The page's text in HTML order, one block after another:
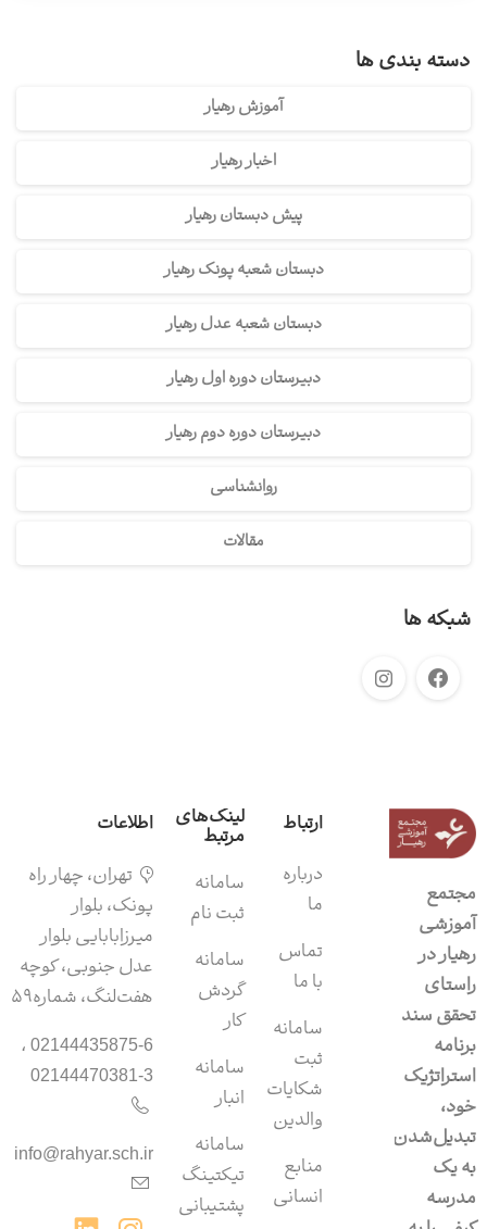
دسته بندی ها
آموزش رهیار
اخبار رهیار
پیش دبستان رهیار
دبستان شعبه پونک رهیار
دبستان شعبه عدل رهیار
دبیرستان دوره اول رهیار
دبیرستان دوره دوم رهیار
روانشناسی
مقالات
شبکه ها
مجتمع
آموزشی
رهیار در
راستای
تحقق سند
برنامه
استراتژیک
خود،
تبدیل‌شدن
به یک
مدرسه
ارتباط
درباره
ما
تماس
با ما
سامانه
ثبت
شکایات
والدین
منابع
انسانی
لینک‌های
مرتبط
سامانه‌
ثبت نام
سامانه
گردش
کار
سامانه‌
انبار
سامانه‌
تیکتینگ
پشتیبانی
اطلاعات
تهران، چهار راه
پونک، بلوار
میرزابابایی بلوار
عدل جنوبی، کوچه
هفت‌لنگ، شماره۵۹
02144435875-6 ،
02144470381-3
info@rahyar.sch.ir